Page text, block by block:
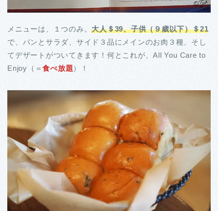
メニューは、１つのみ。大人＄39、子供（９歳以下）＄21
で、パンとサラダ、サイド３品にメインのお肉３種、そし
てデザートがついてきます！何とこれが、All You Care to
Enjoy（＝食べ放題）！